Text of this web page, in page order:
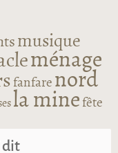
musique
ménage
fanfare nord
la mine fête
dit